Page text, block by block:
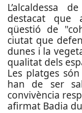
L’alcaldessa
destacat que
qüestió de
ciutat que
dunes i la
qualitat dels
Les platges
han de ser
convivència
afirmat Badia